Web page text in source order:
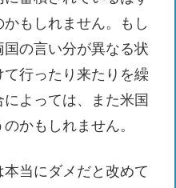
もしれません。もし
の言い分が異なる状
行ったり来たりを繰
よっては、また米国
かもしれません。
当にダメだと改めて